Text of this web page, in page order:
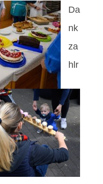
Da
nk
za
hlr